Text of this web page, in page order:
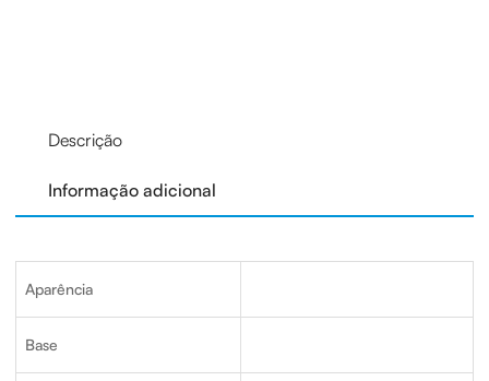
Descrição
Informação adicional
Aparência
Base